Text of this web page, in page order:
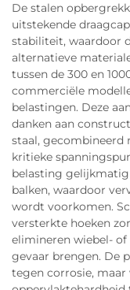
De stalen
uitstekende
stabiliteit, waardoor
alternatieve
tussen de 300 en
commerciële
belastingen. Deze
danken aan
staal, gecombineerd
kritieke
belasting
balken, waardoor
wordt voorkomen.
versterkte hoeken
elimineren wiebel-
gevaar brengen. De
tegen corrosie, maar